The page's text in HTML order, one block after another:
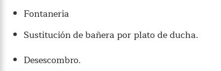
Fontaneria
Sustitución de bañera por plato de ducha.
Desescombro.